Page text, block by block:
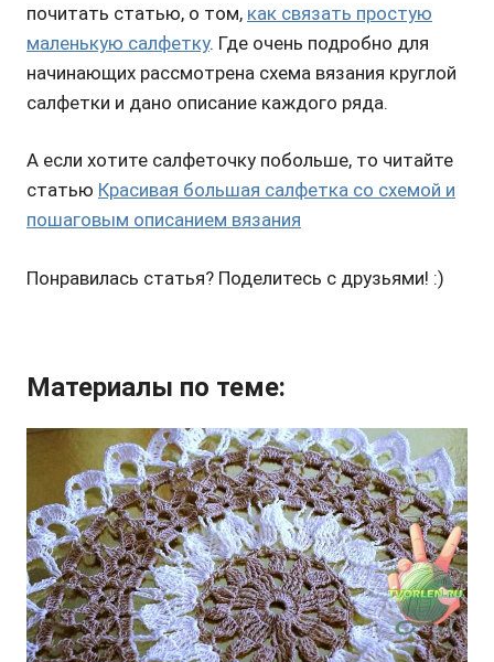
почитать статью, о том, как связать простую
маленькую салфетку. Где очень подробно для
начинающих рассмотрена схема вязания круглой
салфетки и дано описание каждого ряда.
А если хотите салфеточку побольше, то читайте
статью Красивая большая салфетка со схемой и
пошаговым описанием вязания
Понравилась статья? Поделитесь с друзьями! :)
Материалы по теме: